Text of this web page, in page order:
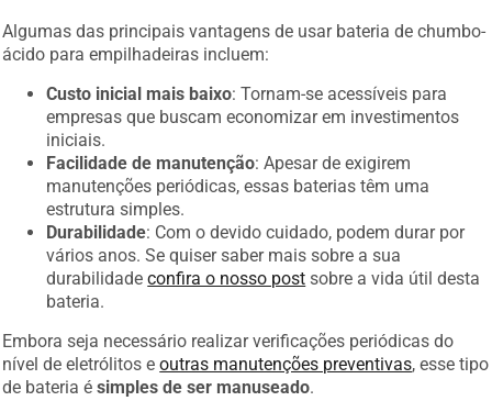
Algumas das principais vantagens de usar bateria de chumbo-
ácido para empilhadeiras incluem:
Custo inicial mais baixo: Tornam-se acessíveis para
empresas que buscam economizar em investimentos
iniciais.
Facilidade de manutenção: Apesar de exigirem
manutenções periódicas, essas baterias têm uma
estrutura simples.
Durabilidade: Com o devido cuidado, podem durar por
vários anos. Se quiser saber mais sobre a sua
durabilidadeconfira o nosso post sobre a vida útil desta
bateria.
Embora seja necessário realizar verificações periódicas do
nível de eletrólitos eoutras manutenções preventivas , esse tipo
de bateria ésimples de ser manuseado